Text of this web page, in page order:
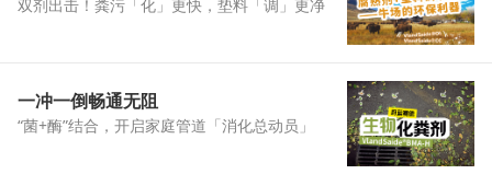
双剂出击！粪污「化」更快，垫料「调」更净
一冲一倒畅通无阻
“菌+酶”结合，开启家庭管道「消化总动员」